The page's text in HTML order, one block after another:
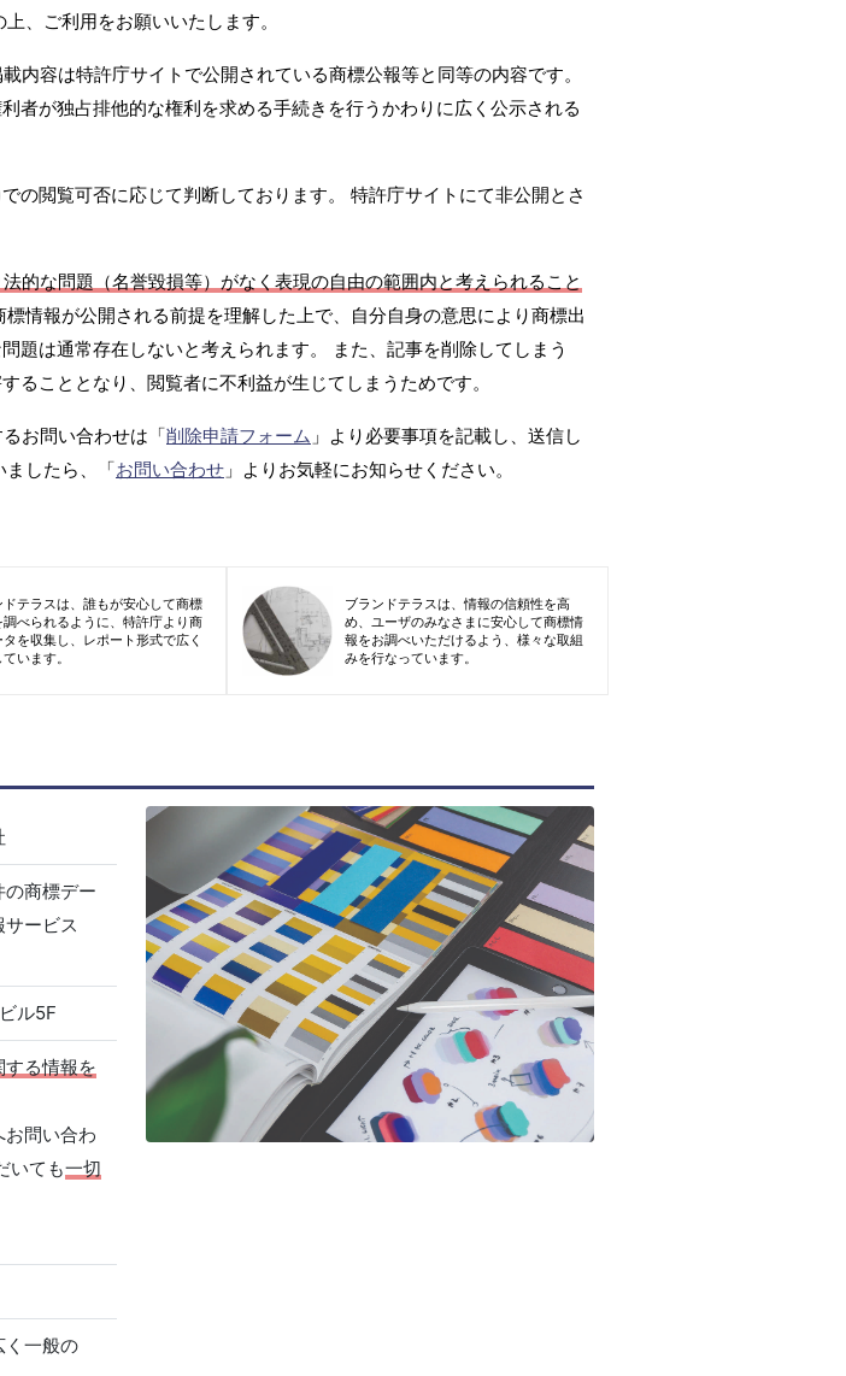
、ご利用をお願いいたします。
容は特許庁サイトで公開されている商標公報等と同等の内容です。
者が独占排他的な権利を求める手続きを行うかわりに広く公示される
閲覧可否に応じて判断しております。 特許庁サイトにて非公開とさ
的な問題（名誉毀損等）がなく表現の自由の範囲内と考えられること
情報が公開される前提を理解した上で、自分自身の意思により商標出
題は通常存在しないと考えられます。 また、記事を削除してしまう
ることとなり、閲覧者に不利益が生じてしまうためです。
お問い合わせは「削除申請フォーム 」より必要事項を記載し、送信し
ましたら、「お問い合わせ 」よりお気軽にお知らせください。
ドテラスは、誰もが安心して商標
調べられるように、特許庁より商
を収集し、レポート形式で広く
います。
ブランドテラスは、情報の信頼性を高
め、ユーザのみなさまに安心して商標情
報をお調べいただけるよう、様々な取組
みを行なっています。
商標デー
ービス
ル5F
る情報を
問い合わ
いても一切
く一般の